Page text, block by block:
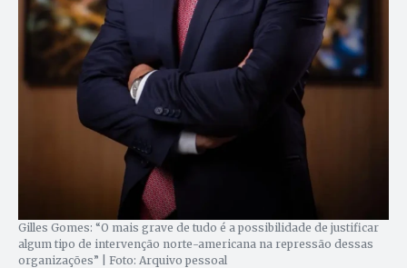
Gilles Gomes: “O mais grave de tudo é a possibilidade de justificar
algum tipo de intervenção norte-americana na repressão dessas
organizações” | Foto: Arquivo pessoal